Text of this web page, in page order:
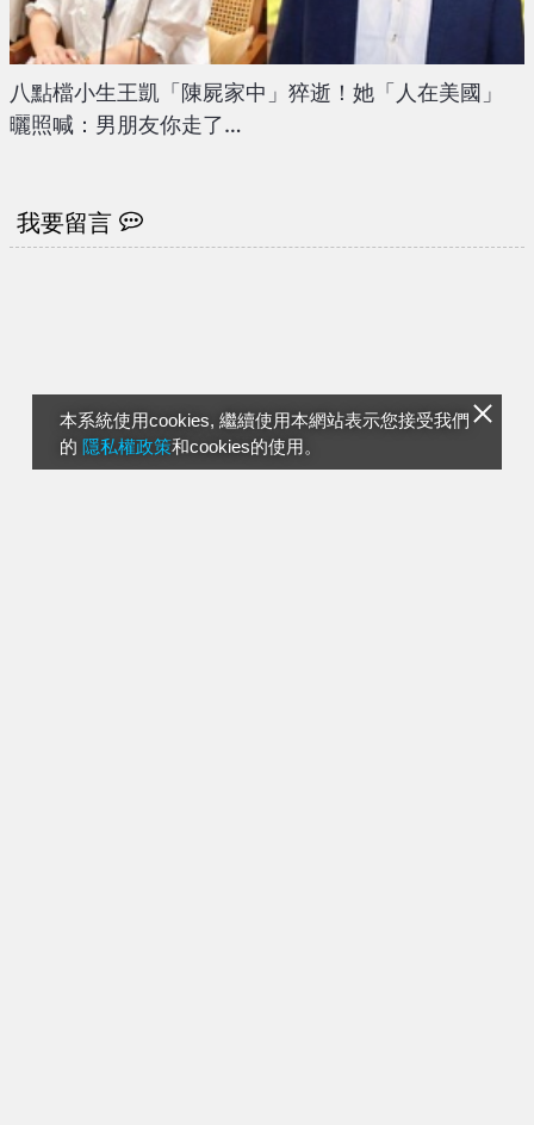
本系統使用cookies, 繼續使用本網站表示您接受我們
的 隱私權政策和cookies的使用。
八點檔小生王凱「陳屍家中」猝逝！她「人在美國」
曬照喊：男朋友你走了…
我要留言